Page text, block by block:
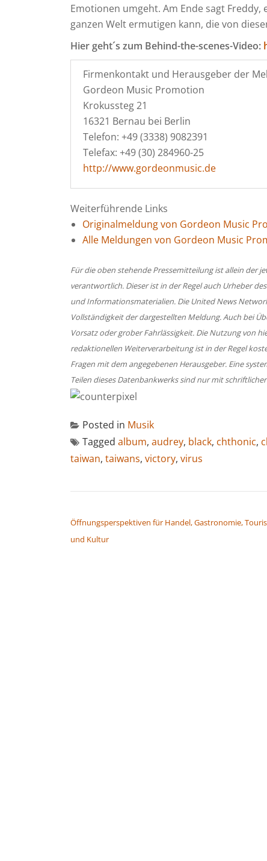
Emotionen umgeht. Am Ende sagt
ganzen Welt ermutigen kann, die von
Hier geht´s zum Behind-the-scenes-Video:
Firmenkontakt und Herausgeber der
Gordeon Music Promotion
Krokussteg 21
16321 Bernau bei Berlin
Telefon: +49 (3338) 9082391
Telefax: +49 (30) 284960-25
http://www.gordeonmusic.de
Weiterführende Links
Originalmeldung von Gordeon Music
Alle Meldungen von Gordeon Music
Für die oben stehende Pressemitteilung ist allein der
verantwortlich. Dieser ist in der Regel auch Urheber
und Informationsmaterialien. Die United News
Vollständigkeit der dargestellten Meldung. Auch bei
Vorsatz oder grober Fahrlässigkeit. Die Nutzung von
redaktionellen Weiterverarbeitung ist in der Regel
Fragen mit dem angegebenen Herausgeber. Eine
Teilen dieses Datenbankwerks sind nur mit
Posted in Musik
Tagged album, audrey, black, chthonic,
taiwan, taiwans, victory, virus
Öffnungsperspektiven für Handel, Gastronomie,
und Kultur